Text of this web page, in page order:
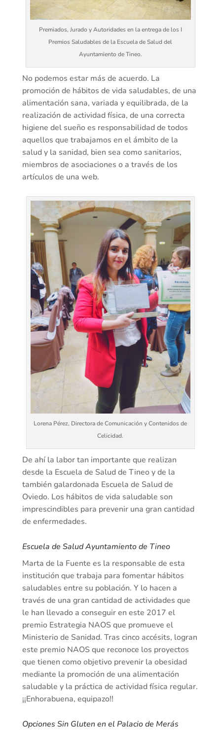
Premiados, Jurado y Autoridades en la entrega de los I
Premios Saludables de la Escuela de Salud del
Ayuntamiento de Tineo.
No podemos estar más de acuerdo. La
promoción de hábitos de vida saludables, de una
alimentación sana, variada y equilibrada, de la
realización de actividad física, de una correcta
higiene del sueño es responsabilidad de todos
aquellos que trabajamos en el ámbito de la
salud y la sanidad, bien sea como sanitarios,
miembros de asociaciones o a través de los
artículos de una web.
Lorena Pérez, Directora de Comunicación y Contenidos de
Celicidad.
De ahí la labor tan importante que realizan
desde la Escuela de Salud de Tineo y de la
también galardonada Escuela de Salud de
Oviedo. Los hábitos de vida saludable son
imprescindibles para prevenir una gran cantidad
de enfermedades.
Escuela de Salud Ayuntamiento de Tineo
Marta de la Fuente es la responsable de esta
institución que trabaja para fomentar hábitos
saludables entre su población. Y lo hacen a
través de una gran cantidad de actividades que
le han llevado a conseguir en este 2017 el
premio Estrategia NAOS que promueve el
Ministerio de Sanidad. Tras cinco accésits, logran
este premio NAOS que reconoce los proyectos
que tienen como objetivo prevenir la obesidad
mediante la promoción de una alimentación
saludable y la práctica de actividad física regular.
¡¡Enhorabuena, equipazo!!
Opciones Sin Gluten en el Palacio de Merás